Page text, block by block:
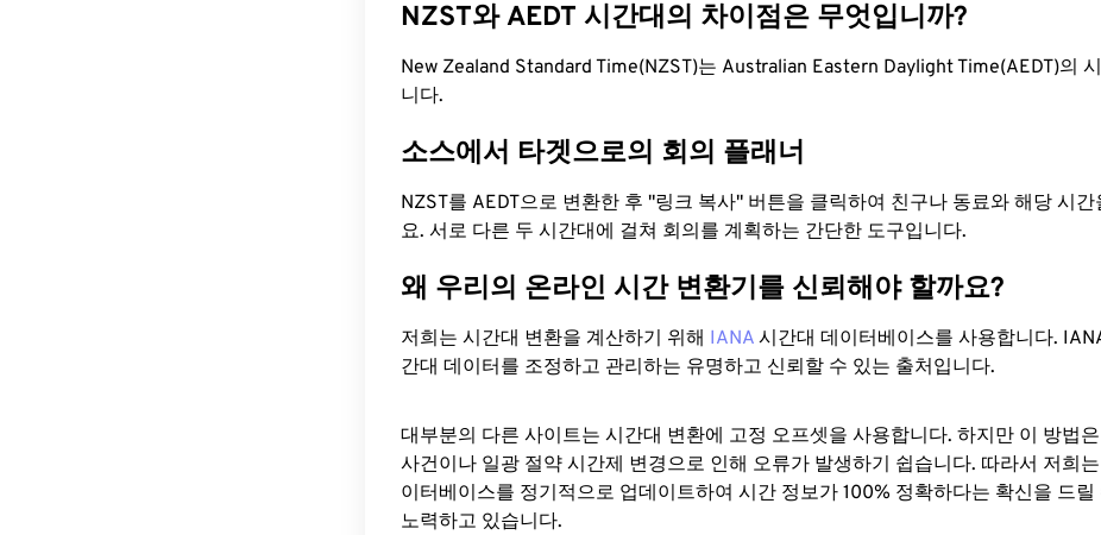
NZST와 AEDT 시간대의 차이점은 무엇입니까?
New Zealand Standard Time(NZST)는 Australian Eastern Daylight Time(AEDT)의
니다.
소스에서 타겟으로의 회의 플래너
NZST를 AEDT으로 변환한 후 "링크 복사" 버튼을 클릭하여 친구나 동료와 해당 시간
요. 서로 다른 두 시간대에 걸쳐 회의를 계획하는 간단한 도구입니다.
왜 우리의 온라인 시간 변환기를 신뢰해야 할까요?
저희는 시간대 변환을 계산하기 위해 IANA 시간대 데이터베이스를 사용합니다.
간대 데이터를 조정하고 관리하는 유명하고 신뢰할 수 있는 출처입니다.
대부분의 다른 사이트는 시간대 변환에 ​​고정 오프셋을 사용합니다. 하지만 이 방법
사건이나 일광 절약 시간제 변경으로 인해 오류가 발생하기 쉽습니다. 따라서 저희는
이터베이스를 정기적으로 업데이트하여 시간 정보가 100% 정확하다는 확신을 드릴
노력하고 있습니다.